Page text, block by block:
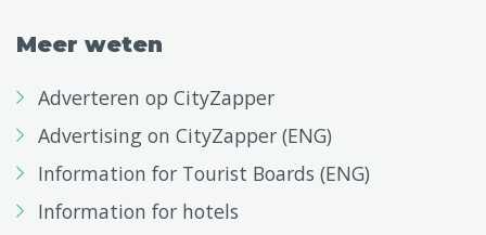
Meer weten
Adverteren op CityZapper
Advertising on CityZapper (ENG)
Information for Tourist Boards (ENG)
Information for hotels